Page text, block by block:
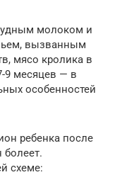
молоком и
вызванным
мясо кролика в
9 месяцев — в
особенностей
ребенка после
болеет.
схеме: